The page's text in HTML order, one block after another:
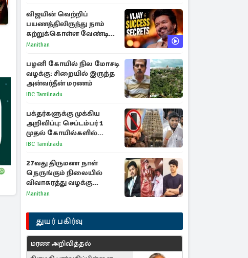
விஜயின் வெற்றிப்
பயணத்திலிருந்து நாம்
கற்றுக்கொள்ள வேண்டிய
முக்கிய 3 விடயங்கள்!
Manithan
பழனி கோயில் நில மோசடி
வழக்கு: சிறையில் இருந்த
அன்வர்தீன் மரணம்
IBC Tamilnadu
பக்தர்களுக்கு முக்கிய
அறிவிப்பு: செப்டம்பர் 1
முதல் கோயில்களில்
மொபைலுக்கு தடை!
IBC Tamilnadu
27வது திருமண நாள்
நெருங்கும் நிலையில்
விவாகரத்து வழக்கு
வாபஸ்! விஜய்யுடன்
Manithan
துயர் பகிர்வு
மரண அறிவித்தல்